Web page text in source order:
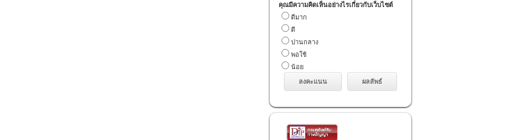
คุณมีความคิดเห็นอย่างไรเกี่ยวกับเว็บไซต์
ดีมาก
ดี
ปานกลาง
พอใช้
น้อย